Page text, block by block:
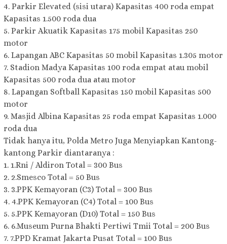
4. Parkir Elevated (sisi utara) Kapasitas 400 roda empat
Kapasitas 1.500 roda dua
5. Parkir Akuatik Kapasitas 175 mobil Kapasitas 250
motor
6. Lapangan ABC Kapasitas 50 mobil Kapasitas 1.305 motor
7. Stadion Madya Kapasitas 100 roda empat atau mobil
Kapasitas 500 roda dua atau motor
8. Lapangan Softball Kapasitas 150 mobil Kapasitas 500
motor
9. Masjid Albina Kapasitas 25 roda empat Kapasitas 1.000
roda dua
Tidak hanya itu, Polda Metro Juga Menyiapkan Kantong-
kantong Parkir diantaranya :
1. 1.Rni / Aldiron Total = 300 Bus
2. 2.Smesco Total = 50 Bus
3. 3.PPK Kemayoran (C3) Total = 300 Bus
4. 4.PPK Kemayoran (C4) Total = 100 Bus
5. 5.PPK Kemayoran (D10) Total = 150 Bus
6. 6.Museum Purna Bhakti Pertiwi Tmii Total = 200 Bus
7. 7.PPD Kramat Jakarta Pusat Total = 100 Bus